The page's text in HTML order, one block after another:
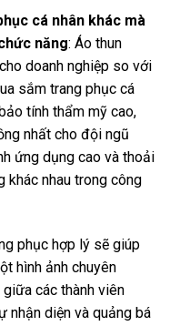
cá nhân khác mà
năng: Áo thun
doanh nghiệp so với
sắm trang phục cá
tính thẩm mỹ cao,
nhất cho đội ngũ
ứng dụng cao và thoải
khác nhau trong công
phục hợp lý sẽ giúp
hình ảnh chuyên
các thành viên
nhận diện và quảng bá